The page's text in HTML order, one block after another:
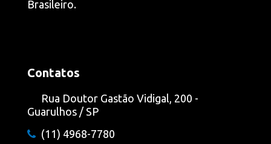
Brasileiro.
Contatos
Rua Doutor Gastão Vidigal, 200 -
Guarulhos / SP
(11) 4968-7780